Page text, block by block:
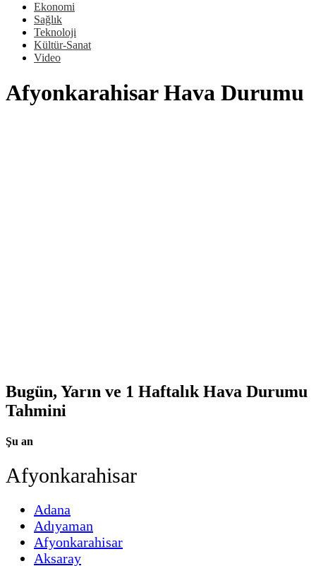
Ekonomi
Sağlık
Teknoloji
Kültür-Sanat
Video
Afyonkarahisar Hava Durumu
Bugün, Yarın ve 1 Haftalık Hava Durumu
Tahmini
Şu an
Afyonkarahisar
Adana
Adıyaman
Afyonkarahisar
Aksaray